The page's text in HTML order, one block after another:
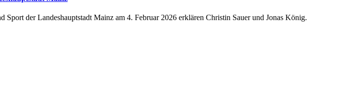
der Landeshauptstadt Mainz am 4. Februar 2026 erklären Christin Sauer und Jonas König.